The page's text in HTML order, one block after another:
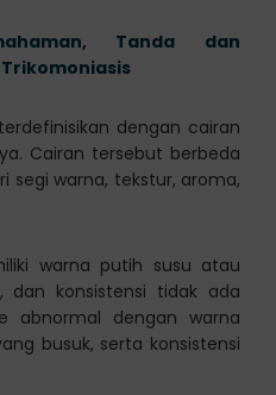
Tanda dan
dengan cairan
Cairan tersebut berbeda
segi warna, tekstur, aroma,
warna putih susu atau
dan konsistensi tidak ada
abnormal dengan warna
busuk, serta konsistensi